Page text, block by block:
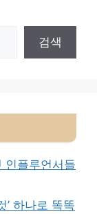
검색
인플루언서들
’ 하나로 똑똑